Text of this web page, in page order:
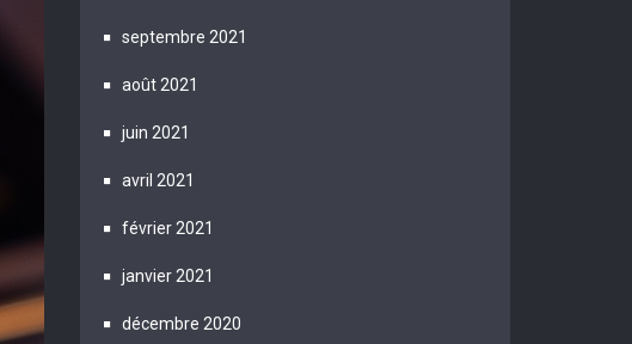
septembre 2021
août 2021
juin 2021
avril 2021
février 2021
janvier 2021
décembre 2020